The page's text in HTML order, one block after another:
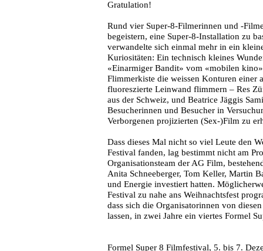
Gratulation!
Rund vier Super-8-Filmerinnen und -
begeistern, eine Super-8-Installation zu
verwandelte sich einmal mehr in ein
Kuriositäten: Ein technisch kleines
«Einarmiger Bandit» vom «mobilen
Flimmerkiste die weissen Konturen einer
fluoreszierte Leinwand flimmern – Res
aus der Schweiz, und Beatrice Jäggis
Besucherinnen und Besucher in
Verborgenen projizierten (Sex-)Film zu
Dass dieses Mal nicht so viel Leute den
Festival fanden, lag bestimmt nicht am
Organisationsteam der AG Film,
Anita Schneeberger, Tom Keller, Martin
und Energie investiert hatten.
Festival zu nahe ans Weihnachtsfest
dass sich die Organisatorinnen von
lassen, in zwei Jahre ein viertes Formel
Formel Super 8 Filmfestival, 5. bis 7.